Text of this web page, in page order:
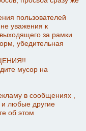
пользователей
уважения к
за рамки
убедительная
мусор на
в сообщениях ,
и любые другие
об этом